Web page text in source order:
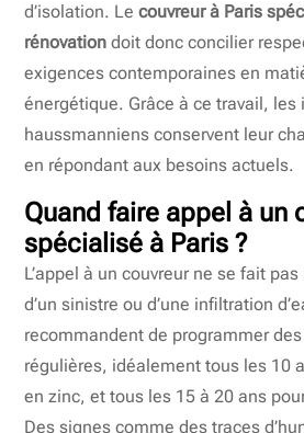
d’isolation. Lecouvreur à Paris
rénovation doit donc concilier
exigences contemporaines en
énergétique. Grâce à ce travail, les
haussmanniens conservent leur
en répondant aux besoins actuels.
Quand faire appel à un
spécialisé à Paris ?
L’appel à un couvreur ne se fait
d’un sinistre ou d’une infiltration
recommandent de programmer
régulières, idéalement tous les 10
en zinc, et tous les 15 à 20 ans
Des signes comme des traces